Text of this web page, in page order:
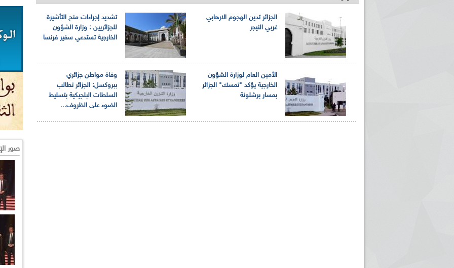
تشديد إجراءات منح التأشيرة
للجزائريين : وزارة الشؤون
الخارجية تستدعي سفير فرنسا
الجزائر تدين الهجوم الارهابي
غربي النيجر
وفاة مواطن جزائري
ببروكسل: الجزائر تطالب
السلطات البلجيكية بتسليط
الضوء على الظروف...
الأمين العام لوزارة الشؤون
الخارجية يؤكد "تمسك" الجزائر
بمسار برشلونة
صور